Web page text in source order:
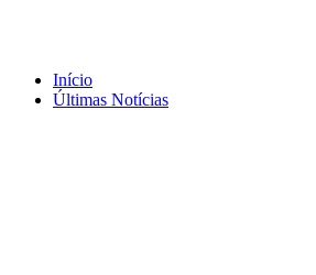
Início
Últimas Notícias